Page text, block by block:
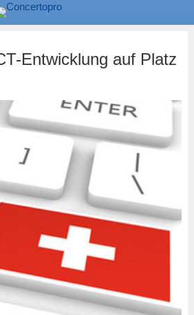
Entwicklung auf Platz